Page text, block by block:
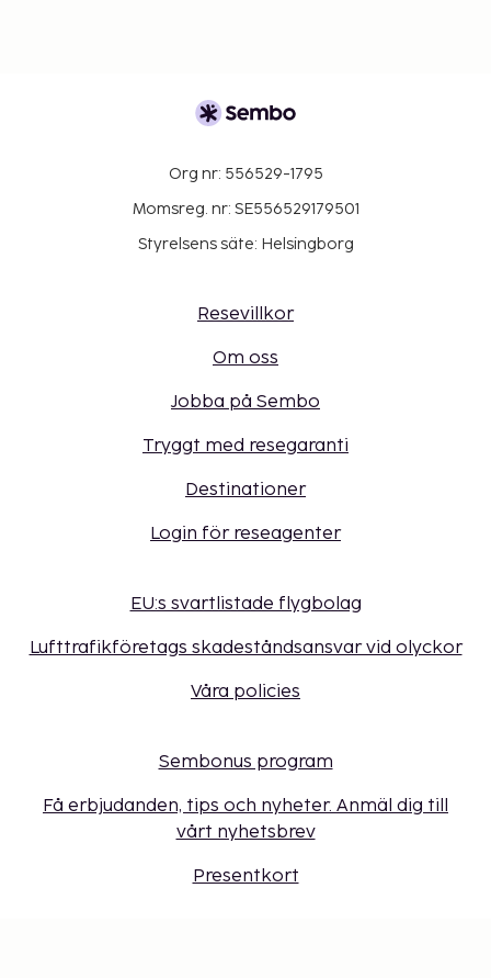
Org nr: 556529-1795
Momsreg. nr: SE556529179501
Styrelsens säte: Helsingborg
Resevillkor
Om oss
Jobba på Sembo
Tryggt med resegaranti
Destinationer
Login för reseagenter
EU:s svartlistade flygbolag
Lufttrafikföretags skadeståndsansvar vid olyckor
Våra policies
Sembonus program
Få erbjudanden, tips och nyheter. Anmäl dig till
vårt nyhetsbrev
Presentkort